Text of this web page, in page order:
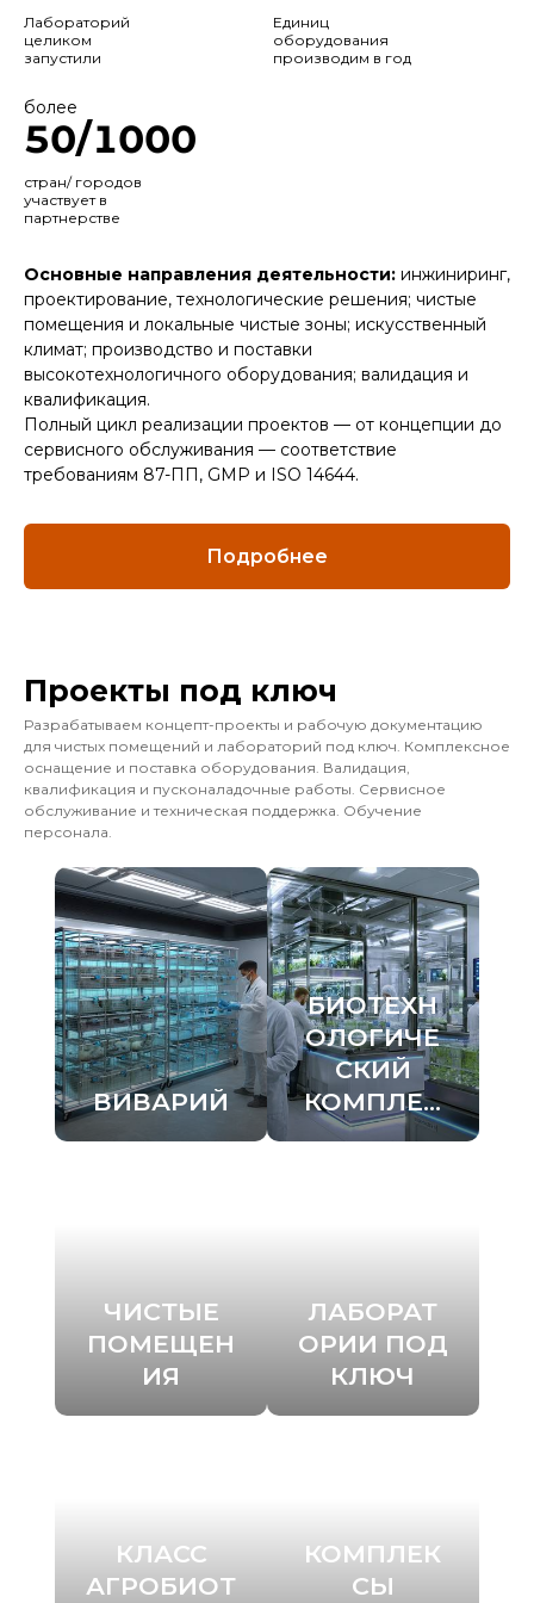
Лабораторий
целиком
запустили
Единиц
оборудования
производим в год
более
50/1000
стран/ городов
участвует в
партнерстве
Основные направления деятельности: инжиниринг,
проектирование, технологические решения; чистые
помещения и локальные чистые зоны; искусственный
климат; производство и поставки
высокотехнологичного оборудования; валидация и
квалификация.
Полный цикл реализации проектов — от концепции до
сервисного обслуживания — соответствие
требованиям 87-ПП, GMP и ISO 14644.
Подробнее
Проекты под ключ
Разрабатываем концепт-проекты и рабочую документацию
для чистых помещений и лабораторий под ключ. Комплексное
оснащение и поставка оборудования. Валидация,
квалификация и пусконаладочные работы. Сервисное
обслуживание и техническая поддержка. Обучение
персонала.
ВИВАРИЙ
БИОТЕХН
ОЛОГИЧЕ
СКИЙ
КОМПЛЕК
С
ЧИСТЫЕ
ПОМЕЩЕН
ИЯ
ЛАБОРАТ
ОРИИ ПОД
КЛЮЧ
КЛАСС
АГРОБИОТ
КОМПЛЕК
СЫ